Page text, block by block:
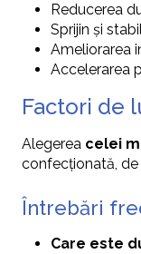
Reducerea
Sprijin și
Ameliorarea
Accelerarea
Factori de
Alegerea celei
confecționată, de
Întrebări
Care este